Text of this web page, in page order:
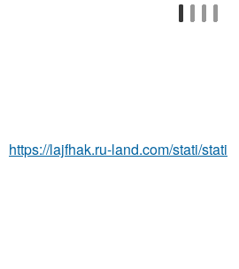
https://lajfhak.ru-land.com/stati/stati